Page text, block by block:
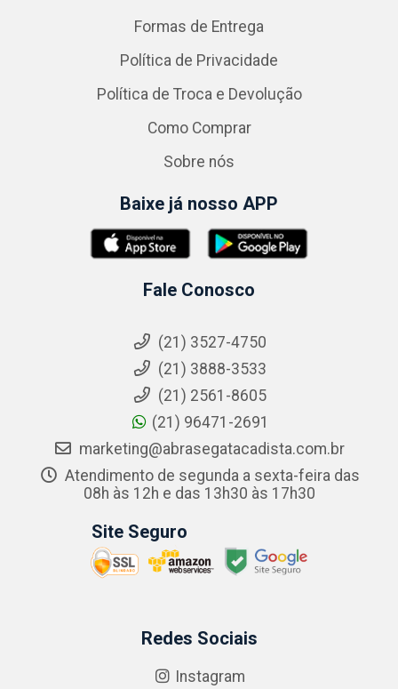
Formas de Entrega
Política de Privacidade
Política de Troca e Devolução
Como Comprar
Sobre nós
Baixe já nosso APP
Fale Conosco
(21) 3527-4750
(21) 3888-3533
(21) 2561-8605
(21) 96471-2691
marketing@abrasegatacadista.com.br
Atendimento de segunda a sexta-feira das
08h às 12h e das 13h30 às 17h30
Site Seguro
Redes Sociais
Instagram